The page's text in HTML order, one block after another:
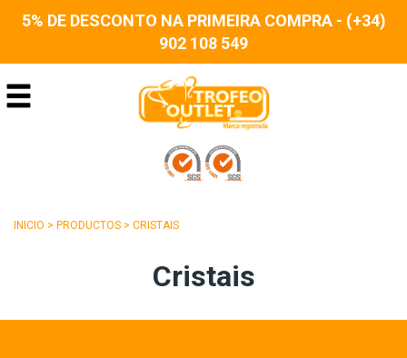
5% DE DESCONTO NA PRIMEIRA COMPRA - (+34)
902 108 549
INICIO > PRODUCTOS > CRISTAIS
Cristais